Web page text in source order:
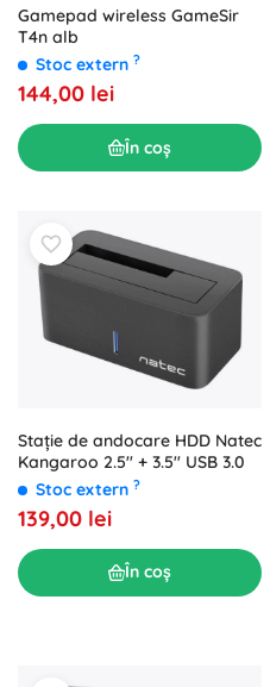
Gamepad wireless GameSir
T4n alb
Stoc extern ?
144,00 lei
În coș
Stație de andocare HDD Natec
Kangaroo 2.5'' + 3.5'' USB 3.0
Stoc extern ?
139,00 lei
În coș